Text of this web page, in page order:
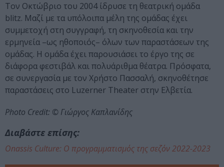
Τον Οκτώβριο του 2004 ίδρυσε τη θεατρική ομάδα
blitz. Μαζί με τα υπόλοιπα μέλη της ομάδας έχει
συμμετοχή στη συγγραφή, τη σκηνοθεσία και την
ερμηνεία –ως ηθοποιός– όλων των παραστάσεων της
ομάδας. Η ομάδα έχει παρουσιάσει το έργο της σε
διάφορα φεστιβάλ και πολυάριθμα θέατρα. Πρόσφατα,
σε συνεργασία με τον Χρήστο Πασσαλή, σκηνοθέτησε
παραστάσεις στο Luzerner Theater στην Ελβετία.
Photo Credit: © Γιώργος Καπλανίδης
Διαβάστε επίσης:
Onassis Culture: Ο προγραμματισμός της σεζόν 2022-2023